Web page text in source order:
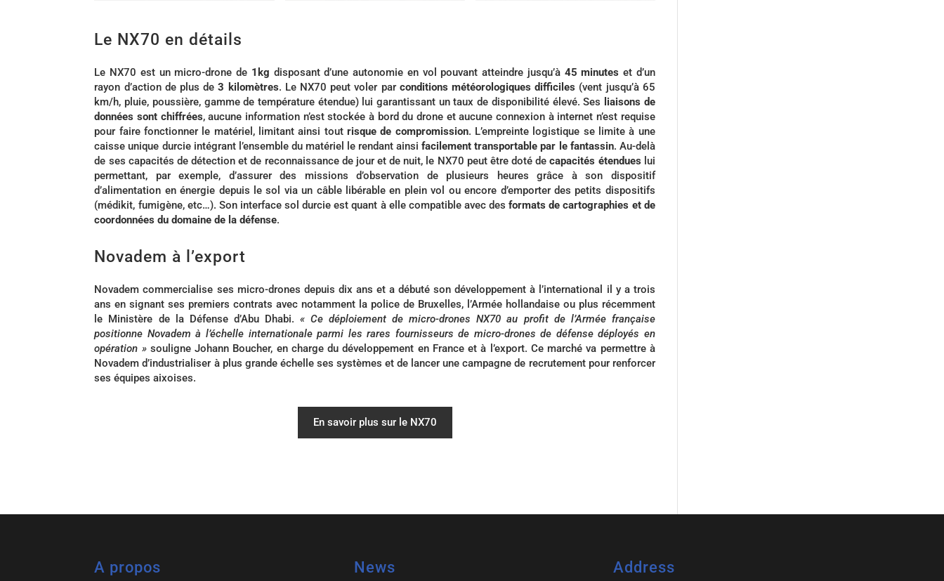
Le NX70 en détails
Le NX70 est un micro-drone de 1kg disposant d’une autonomie en vol pouvant atteindre jusqu’à 45 minutes et d’un
rayon d’action de plus de3 kilomètres. Le NX70 peut voler par conditions météorologiques difficiles (vent jusqu’à 65
km/h, pluie, poussière, gamme de température étendue) lui garantissant un taux de disponibilité élevé. Ses liaisons de
données sont chiffrées, aucune information n’est stockée à bord du drone et aucune connexion à internet n’est requise
pour faire fonctionner le matériel, limitant ainsi toutrisque de compromission. L’empreinte logistique se limite à une
caisse unique durcie intégrant l’ensemble du matériel le rendant ainsifacilement transportable par le fantassin. Au-delà
de ses capacités de détection et de reconnaissance de jour et de nuit, le NX70 peut être doté decapacités étendues lui
permettant, par exemple, d’assurer des missions d’observation de plusieurs heures grâce à son dispositif
d’alimentation en énergie depuis le sol via un câble libérable en plein vol ou encore d’emporter des petits dispositifs
(médikit, fumigène, etc…). Son interface sol durcie est quant à elle compatible avec des formats de cartographies et de
coordonnées du domaine de la défense.
Novadem à l’export
Novadem commercialise ses micro-drones depuis dix ans et a débuté son développement à l’international il y a trois
ans en signant ses premiers contrats avec notamment la police de Bruxelles, l’Armée hollandaise ou plus récemment
le Ministère de la Défense d’Abu Dhabi. « Ce déploiement de micro-drones NX70 au profit de l’Armée française
positionne Novadem à l’échelle internationale parmi les rares fournisseurs de micro-drones de défense déployés en
opération »souligne Johann Boucher, en charge du développement en France et à l’export. Ce marché va permettre à
Novadem d’industrialiser à plus grande échelle ses systèmes et de lancer une campagne de recrutement pour renforcer
ses équipes aixoises.
En savoir plus sur le NX70
A propos News Address